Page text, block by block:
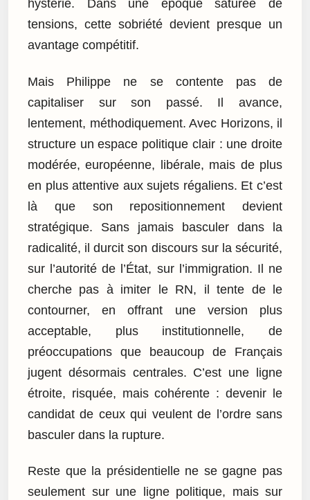
hystérie. Dans une époque saturée de
tensions, cette sobriété devient presque un
avantage compétitif.
Mais Philippe ne se contente pas de
capitaliser sur son passé. Il avance,
lentement, méthodiquement. Avec Horizons, il
structure un espace politique clair : une droite
modérée, européenne, libérale, mais de plus
en plus attentive aux sujets régaliens. Et c’est
là que son repositionnement devient
stratégique. Sans jamais basculer dans la
radicalité, il durcit son discours sur la sécurité,
sur l’autorité de l’État, sur l’immigration. Il ne
cherche pas à imiter le RN, il tente de le
contourner, en offrant une version plus
acceptable, plus institutionnelle, de
préoccupations que beaucoup de Français
jugent désormais centrales. C’est une ligne
étroite, risquée, mais cohérente : devenir le
candidat de ceux qui veulent de l’ordre sans
basculer dans la rupture.
Reste que la présidentielle ne se gagne pas
seulement sur une ligne politique, mais sur